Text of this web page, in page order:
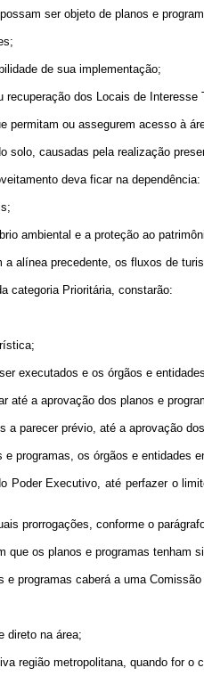
ser objeto de planos e
de sua implementação;
dos Locais de
permitam ou assegurem acesso à
causadas pela realização
deva ficar na dependência:
ambiental e a proteção ao
alínea precedente, os fluxos de
categoria Prioritária, constarão:
executados e os órgãos e
até a aprovação dos planos e
parecer prévio, até a aprovação
programas, os órgãos e
Poder Executivo, até perfazer o
prorrogações, conforme o
os planos e programas
programas caberá a uma
direto na área;
região metropolitana, quando for o